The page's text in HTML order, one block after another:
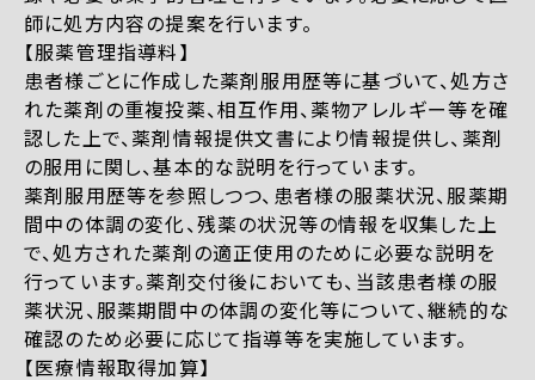
師に処方内容の提案を行います。
【服薬管理指導料】
患者様ごとに作成した薬剤服用歴等に基づいて、処方さ
れた薬剤の重複投薬、相互作用、薬物アレルギー等を確
認した上で、薬剤情報提供文書により情報提供し、薬剤
の服用に関し、基本的な説明を行っています。
薬剤服用歴等を参照しつつ、患者様の服薬状況、服薬期
間中の体調の変化、残薬の状況等の情報を収集した上
で、処方された薬剤の適正使用のために必要な説明を
行っています。薬剤交付後においても、当該患者様の服
薬状況、服薬期間中の体調の変化等について、継続的な
確認のため必要に応じて指導等を実施しています。
【医療情報取得加算】